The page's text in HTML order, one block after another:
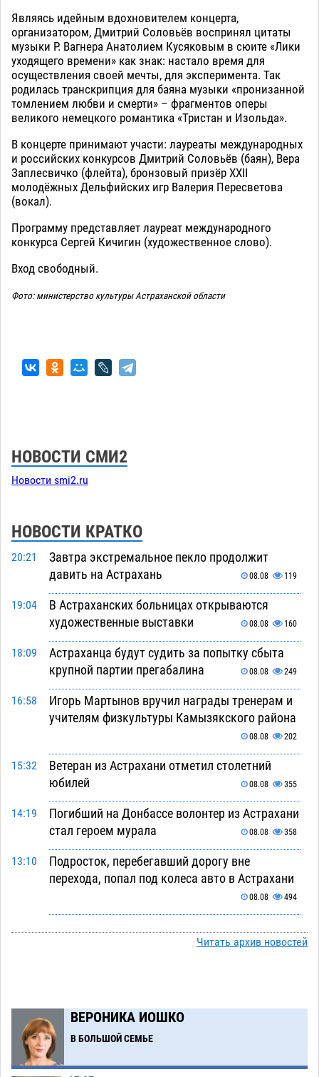
Являясь идейным вдохновителем концерта,
организатором, Дмитрий Соловьёв воспринял цитаты
музыки Р. Вагнера Анатолием Кусяковым в сюите «Лики
уходящего времени» как знак: настало время для
осуществления своей мечты, для эксперимента. Так
родилась транскрипция для баяна музыки «пронизанной
томлением любви и смерти» – фрагментов оперы
великого немецкого романтика «Тристан и Изольда».
В концерте принимают участи: лауреаты международных
и российских конкурсов Дмитрий Соловьёв (баян), Вера
Заплесвичко (флейта), бронзовый призёр XXII
молодёжных Дельфийских игр Валерия Пересветова
(вокал).
Программу представляет лауреат международного
конкурса Сергей Кичигин (художественное слово).
Вход свободный.
Фото: министерство культуры Астраханской области
НОВОСТИ СМИ2
Новости smi2.ru
НОВОСТИ КРАТКО
20:21
Завтра экстремальное пекло продолжит
давить на Астрахань
08.08 119
19:04
В Астраханских больницах открываются
художественные выставки
08.08 160
18:09
Астраханца будут судить за попытку сбыта
крупной партии прегабалина
08.08 249
16:58
Игорь Мартынов вручил награды тренерам и
учителям физкультуры Камызякского района
08.08 202
15:32
Ветеран из Астрахани отметил столетний
юбилей
08.08 355
14:19
Погибший на Донбассе волонтер из Астрахани
стал героем мурала
08.08 358
13:10
Подросток, перебегавший дорогу вне
перехода, попал под колеса авто в Астрахани
08.08 494
получить зарплату за честный труд
гандболисты крупно проиграли пермякам
09:00
Лидеры чеченской диаспоры в Астрахани
осудили выходку молодого лихача с улицы
Читать архив новостей
ВЕРОНИКА ИОШКО
В БОЛЬШОЙ СЕМЬЕ